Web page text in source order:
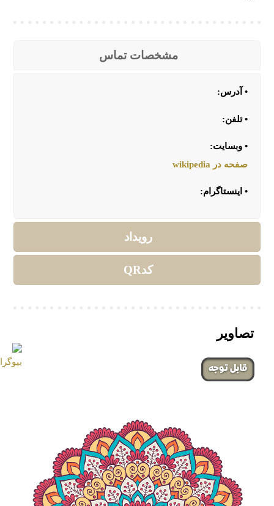
مشخصات تماس
• آدرس:
• تلفن:
• وبسایت:
صفحه در wikipedia
• اینستاگرام:
رویداد
کدQR
تصاویر
‌قابل توجه